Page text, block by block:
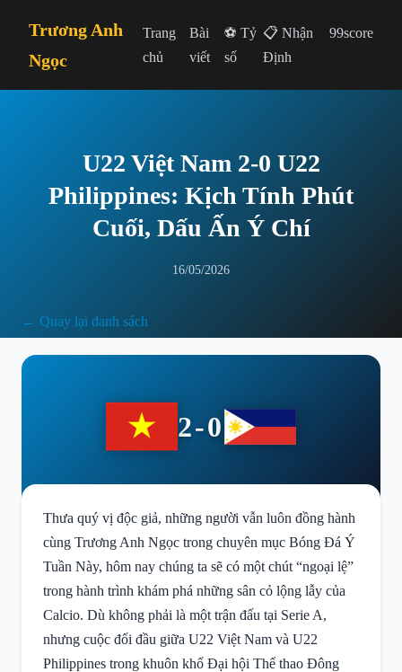
Trương Anh
Ngọc
Trang
chủ
Bài
viết
⚽ Tỷ
số
📋 Nhận
Định
99score
U22 Việt Nam 2-0 U22
Philippines: Kịch Tính Phút
Cuối, Dấu Ấn Ý Chí
16/05/2026
← Quay lại danh sách
2-0
Thưa quý vị độc giả, những người vẫn luôn đồng hành
cùng Trương Anh Ngọc trong chuyên mục Bóng Đá Ý
Tuần Này, hôm nay chúng ta sẽ có một chút “ngoại lệ”
trong hành trình khám phá những sân cỏ lộng lẫy của
Calcio. Dù không phải là một trận đấu tại Serie A,
nhưng cuộc đối đầu giữa U22 Việt Nam và U22
Philippines trong khuôn khổ Đại hội Thể thao Đông